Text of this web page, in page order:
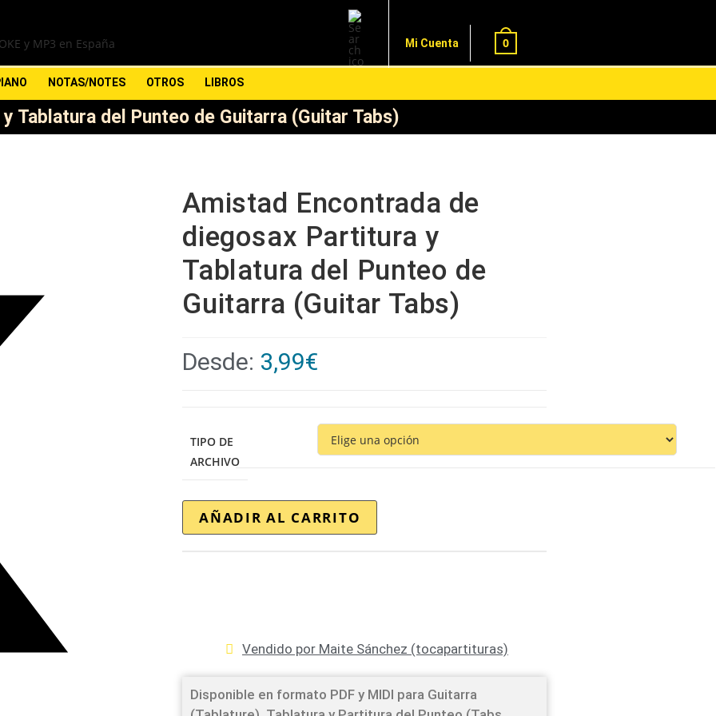
Mi Cuenta 0
NOTAS/NOTES OTROS LIBROS
Tablatura del Punteo de Guitarra (Guitar Tabs)
Amistad Encontrada de
diegosax Partitura y
Tablatura del Punteo de
Guitarra (Guitar Tabs)
Desde: 3,99€
TIPO DE
ARCHIVO
AÑADIR AL CARRITO
Vendido por Maite Sánchez (tocapartituras)
Disponible en formato PDF y MIDI para Guitarra